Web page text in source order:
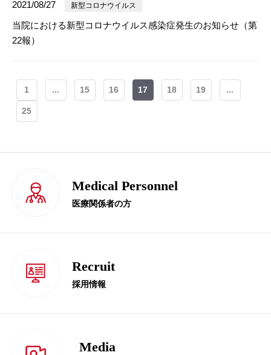
2021/08/27 新型コロナウイルス
当院における新型コロナウイルス感染症発生のお知らせ（第
22報）
1 ... 15 16 17 18 19 ...
25
Medical Personnel
医療関係者の方
Recruit
採用情報
Media